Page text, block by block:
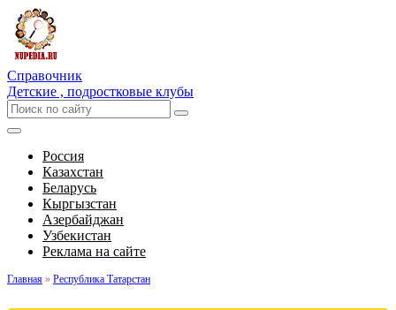
Справочник
Детские , подростковые клубы
Россия
Казахстан
Беларусь
Кыргызстан
Азербайджан
Узбекистан
Реклама на сайте
Главная » Республика Татарстан